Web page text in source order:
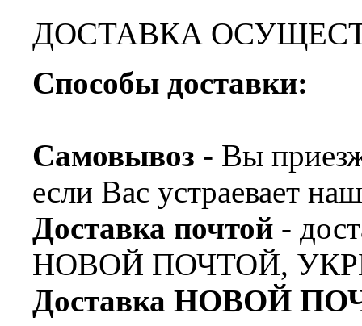
ДОСТАВКА
Способы доставки:
Самовывоз - Вы
если Вас устраевает
Доставка почтой -
НОВОЙ ПОЧТОЙ,
Доставка НОВОЙ